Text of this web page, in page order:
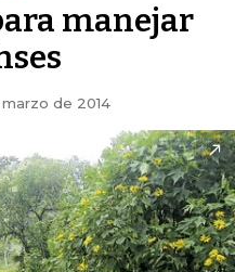
manejar
de 2014